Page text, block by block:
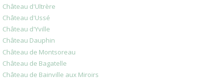
Château d'Ultrère
Château d'Ussé
Château d'Yville
Château Dauphin
Château de Montsoreau
Château de Bagatelle
Château de Bainville aux Miroirs